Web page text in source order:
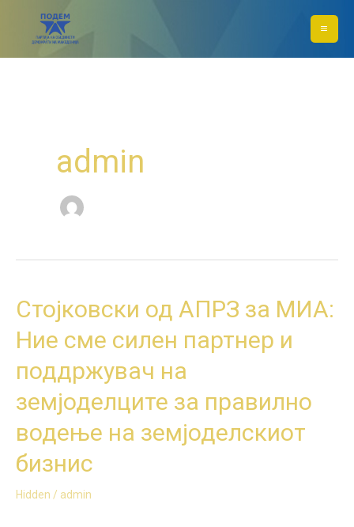
content
admin
Стојковски од АПРЗ за МИА:
Ние сме силен партнер и
поддржувач на
земјоделците за правилно
водење на земјоделскиот
бизнис
Hidden / admin
Стојковски
од
АПРЗ
МИА:
Ние
силен
партнер
поддржувач